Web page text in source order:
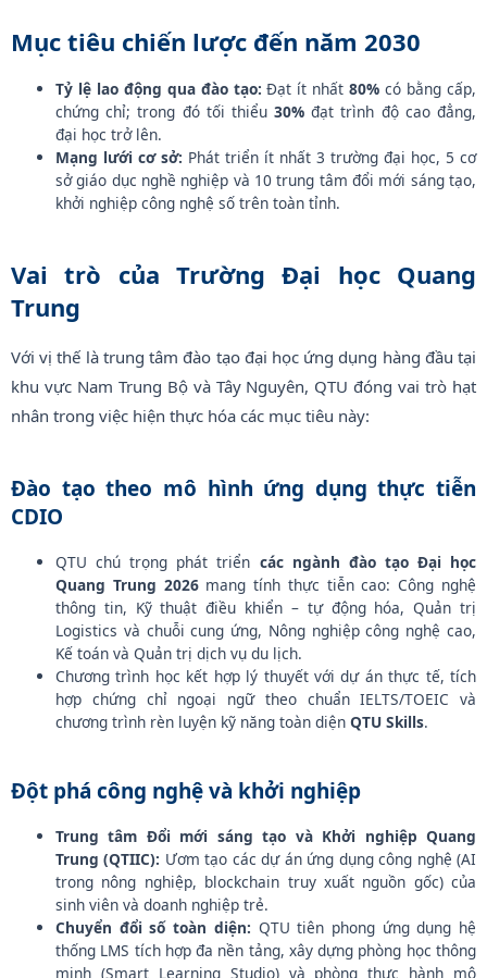
Mục tiêu chiến lược đến năm 2030
Tỷ lệ lao động qua đào tạo: Đạt ít nhất80% có bằng cấp,
chứng chỉ; trong đó tối thiểu30% đạt trình độ cao đẳng,
đại học trở lên.
Mạng lưới cơ sở: Phát triển ít nhất 3 trường đại học, 5 cơ
sở giáo dục nghề nghiệp và 10 trung tâm đổi mới sáng tạo,
khởi nghiệp công nghệ số trên toàn tỉnh.
Vai trò của Trường Đại học Quang
Trung
Với vị thế là trung tâm đào tạo đại học ứng dụng hàng đầu tại
khu vực Nam Trung Bộ và Tây Nguyên, QTU đóng vai trò hạt
nhân trong việc hiện thực hóa các mục tiêu này:
Đào tạo theo mô hình ứng dụng thực tiễn
CDIO
QTU chú trọng phát triển các ngành đào tạo Đại học
Quang Trung 2026mang tính thực tiễn cao: Công nghệ
thông tin, Kỹ thuật điều khiển – tự động hóa, Quản trị
Logistics và chuỗi cung ứng, Nông nghiệp công nghệ cao,
Kế toán và Quản trị dịch vụ du lịch.
Chương trình học kết hợp lý thuyết với dự án thực tế, tích
hợp chứng chỉ ngoại ngữ theo chuẩn IELTS/TOEIC và
chương trình rèn luyện kỹ năng toàn diệnQTU Skills.
Đột phá công nghệ và khởi nghiệp
Trung tâm Đổi mới sáng tạo và Khởi nghiệp Quang
Trung (QTIIC): Ươm tạo các dự án ứng dụng công nghệ (AI
trong nông nghiệp, blockchain truy xuất nguồn gốc) của
sinh viên và doanh nghiệp trẻ.
Chuyển đổi số toàn diện: QTU tiên phong ứng dụng hệ
thống LMS tích hợp đa nền tảng, xây dựng phòng học thông
minh (Smart Learning Studio) và phòng thực hành mô